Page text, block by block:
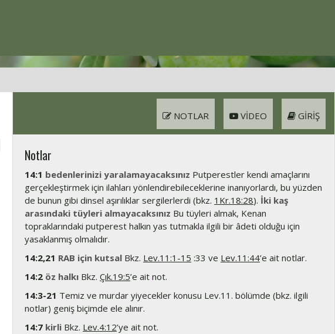
GIRIŞ
VIDEO
NOTLAR
Notlar
14:1 bedenlerinizi yaralamayacaksınız Putperestler kendi amaçlarını
gerçekleştirmek için ilahları yönlendirebileceklerine inanıyorlardı, bu yüzden
de bunun gibi dinsel aşırılıklar sergilerlerdi (bkz. 1Kr.18:28). İki kaş
arasındaki tüyleri almayacaksınız Bu tüyleri almak, Kenan
topraklarındaki putperest halkın yas tutmakla ilgili bir âdeti olduğu için
yasaklanmış olmalıdır.
14:2,21 RAB için kutsal Bkz. Lev.11:1-15 :33 ve Lev.11:44’e ait notlar.
14:2 öz halkı Bkz. Çık.19:5’e ait not.
14:3-21 Temiz ve murdar yiyecekler konusu Lev.11. bölümde (bkz. ilgili
notlar) geniş biçimde ele alınır.
14:7 kirli Bkz. Lev.4:12’ye ait not.